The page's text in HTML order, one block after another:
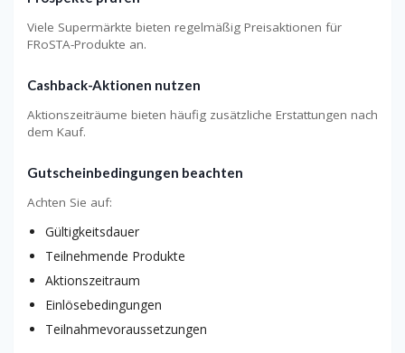
Viele Supermärkte bieten regelmäßig Preisaktionen für
FRoSTA-Produkte an.
Cashback-Aktionen nutzen
Aktionszeiträume bieten häufig zusätzliche Erstattungen nach
dem Kauf.
Gutscheinbedingungen beachten
Achten Sie auf:
Gültigkeitsdauer
Teilnehmende Produkte
Aktionszeitraum
Einlösebedingungen
Teilnahmevoraussetzungen